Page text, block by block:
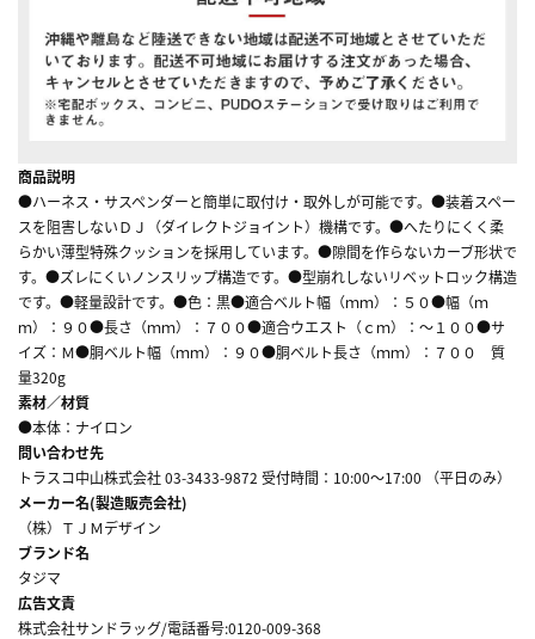
商品説明
●ハーネス・サスペンダーと簡単に取付け・取外しが可能です。●装着スペー
スを阻害しないＤＪ（ダイレクトジョイント）機構です。●へたりにくく柔
らかい薄型特殊クッションを採用しています。●隙間を作らないカーブ形状で
す。●ズレにくいノンスリップ構造です。●型崩れしないリベットロック構造
です。●軽量設計です。●色：黒●適合ベルト幅（ｍｍ）：５０●幅（ｍ
ｍ）：９０●長さ（ｍｍ）：７００●適合ウエスト（ｃｍ）：～１００●サ
イズ：Ｍ●胴ベルト幅（ｍｍ）：９０●胴ベルト長さ（ｍｍ）：７００ 質
量320g
素材／材質
●本体：ナイロン
問い合わせ先
トラスコ中山株式会社 03-3433-9872 受付時間：10:00～17:00 （平日のみ）
メーカー名(製造販売会社)
（株）ＴＪＭデザイン
ブランド名
タジマ
広告文責
株式会社サンドラッグ/電話番号:0120-009-368